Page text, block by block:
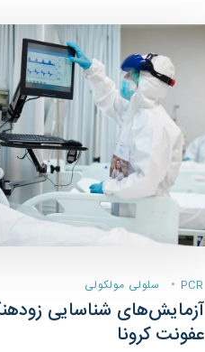
PCR سلولی مولکولی
آزمایش‌های شناسایی
عفونت کرونا